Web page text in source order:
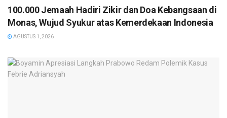
100.000 Jemaah Hadiri Zikir dan Doa Kebangsaan di
Monas, Wujud Syukur atas Kemerdekaan Indonesia
AGUSTUS 1, 2026